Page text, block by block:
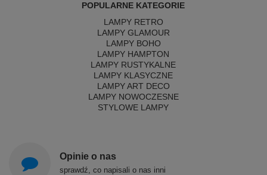
POPULARNE KATEGORIE
LAMPY RETRO
LAMPY GLAMOUR
LAMPY BOHO
LAMPY HAMPTON
LAMPY RUSTYKALNE
LAMPY KLASYCZNE
LAMPY ART DECO
LAMPY NOWOCZESNE
STYLOWE LAMPY
Opinie o nas
sprawdź, co napisali o nas inni